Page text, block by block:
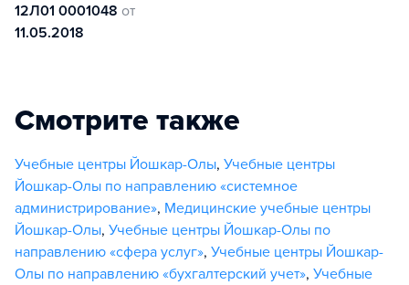
12Л01 0001048 от
11.05.2018
Смотрите также
Учебные центры Йошкар-Олы, Учебные центры
Йошкар-Олы по направлению «системное
администрирование», Медицинские учебные центры
Йошкар-Олы, Учебные центры Йошкар-Олы по
направлению «сфера услуг», Учебные центры Йошкар-
Олы по направлению «бухгалтерский учет», Учебные